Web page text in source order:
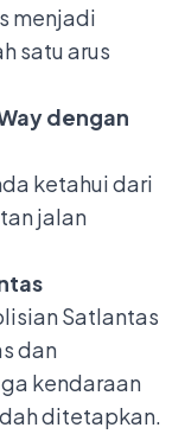
menjadi
satu arus
dengan
ketahui dari
jalan
Satlantas
dan
kendaraan
ditetapkan.